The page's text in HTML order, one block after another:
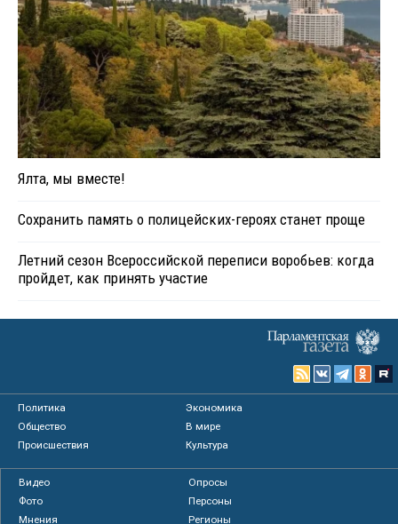
Ялта, мы вместе!
Сохранить память о полицейских-героях станет проще
Летний сезон Всероссийской переписи воробьев: когда
пройдет, как принять участие
Политика
Экономика
Общество
В мире
Происшествия
Культура
Видео
Опросы
Фото
Персоны
Мнения
Регионы